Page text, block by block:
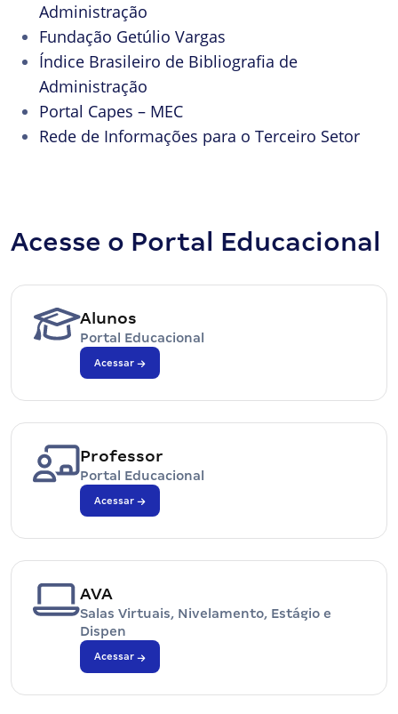
Administração
Fundação Getúlio Vargas
Índice Brasileiro de Bibliografia de
Administração
Portal Capes – MEC
Rede de Informações para o Terceiro Setor
Acesse o Portal Educacional
Alunos
Portal Educacional
Acessar
Professor
Portal Educacional
Acessar
AVA
Salas Virtuais, Nivelamento, Estágio e
Dispen
Acessar